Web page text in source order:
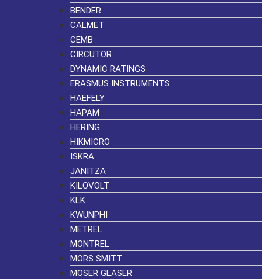
BENDER
CALMET
CEMB
CIRCUTOR
DYNAMIC RATINGS
ERASMUS INSTRUMENTS
HAEFELY
HAPAM
HERING
HIKMICRO
ISKRA
JANITZA
KILOVOLT
KLK
KWUNPHI
METREL
MONTREL
MORS SMITT
MOSER GLASER